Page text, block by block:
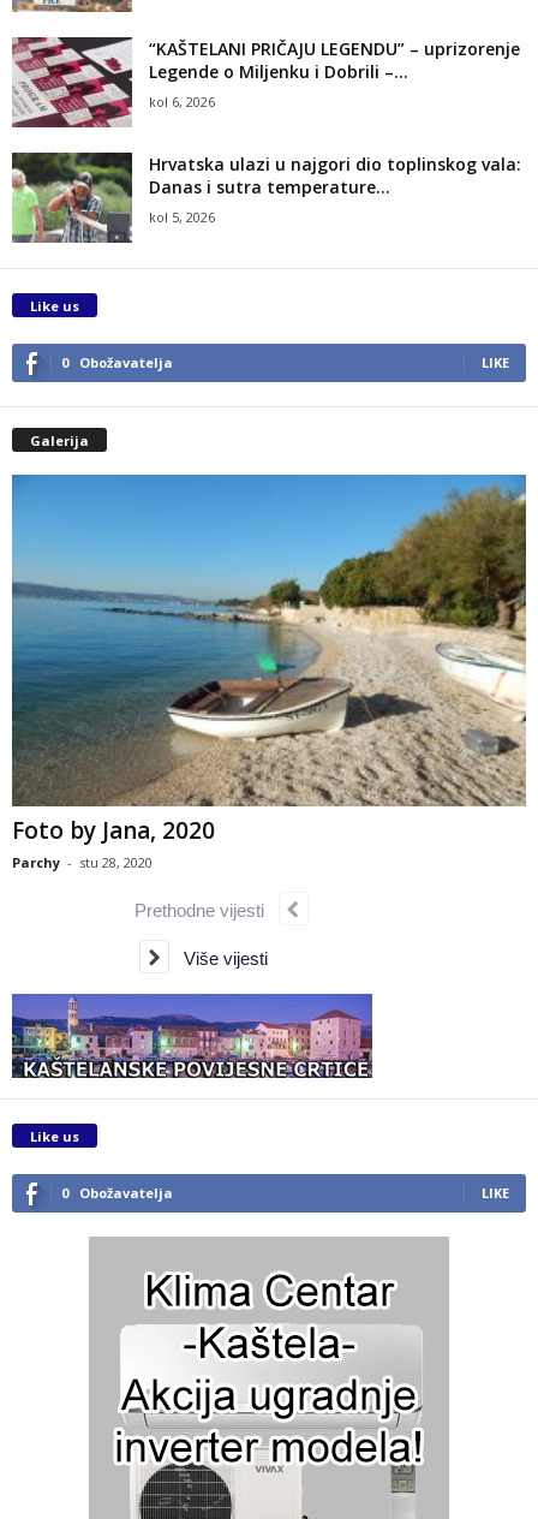
“KAŠTELANI PRIČAJU LEGENDU” – uprizorenje
Legende o Miljenku i Dobrili –...
kol 6, 2026
Hrvatska ulazi u najgori dio toplinskog vala:
Danas i sutra temperature...
kol 5, 2026
Like us
0 Obožavatelja LIKE
Galerija
Foto by Jana, 2020
Parchy - stu 28, 2020
Prethodne vijesti
Više vijesti
Like us
0 Obožavatelja LIKE